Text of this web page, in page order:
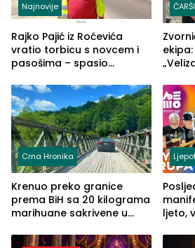
Najnovije
Rajko Pajić iz Roćevića
vratio torbicu s novcem i
pasošima – spasio
Grčkoj
Crna Hronika
Krenuo preko granice
prema BiH sa 20 kilograma
marihuane sakrivene u
ljeto,
ove